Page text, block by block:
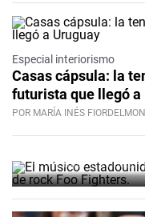
Especial interiorismo
Casas cápsula: la
futurista que llegó a
POR MARÍA INÉS
Foo
POR REDACCIÓN